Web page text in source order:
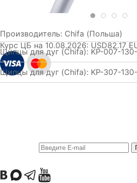
Производитель: Chifa (Польша)
Курс ЦБ на 10.08.2026: USD82.17
Щипцы для дуг (Chifa): KP-007-
Щипцы для дуг (Chifa): KP-307-